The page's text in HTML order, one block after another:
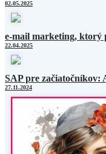
02.05.2025
e-mail marketing,
22.04.2025
SAP pre
27.11.2024